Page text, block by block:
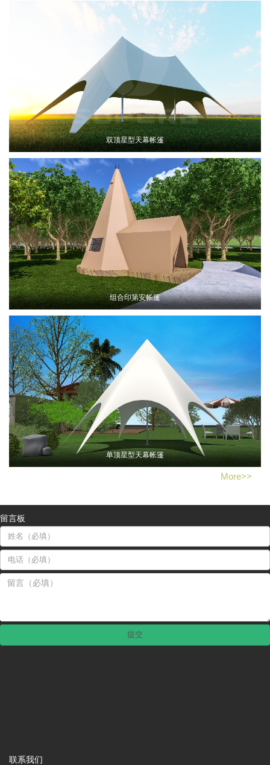
双顶星型天幕帐篷
组合印第安帐篷
单顶星型天幕帐篷
More>>
联系我们
留言板